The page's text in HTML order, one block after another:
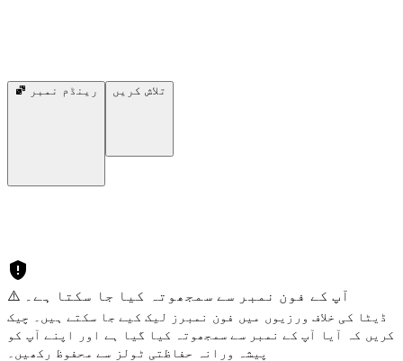
رینڈم نمبر تلاش کریں
⚠️ آپ کے فون نمبر سے سمجھوتہ کیا جا سکتا ہے۔
ڈیٹا کی خلاف ورزیوں میں فون نمبرز لیک کیے جا سکتے ہیں۔ چیک
کریں کہ آیا آپ کے نمبر سے سمجھوتہ کیا گیا ہے اور اپنے آپ کو
پیشہ ورانہ حفاظتی ٹولز سے محفوظ رکھیں۔